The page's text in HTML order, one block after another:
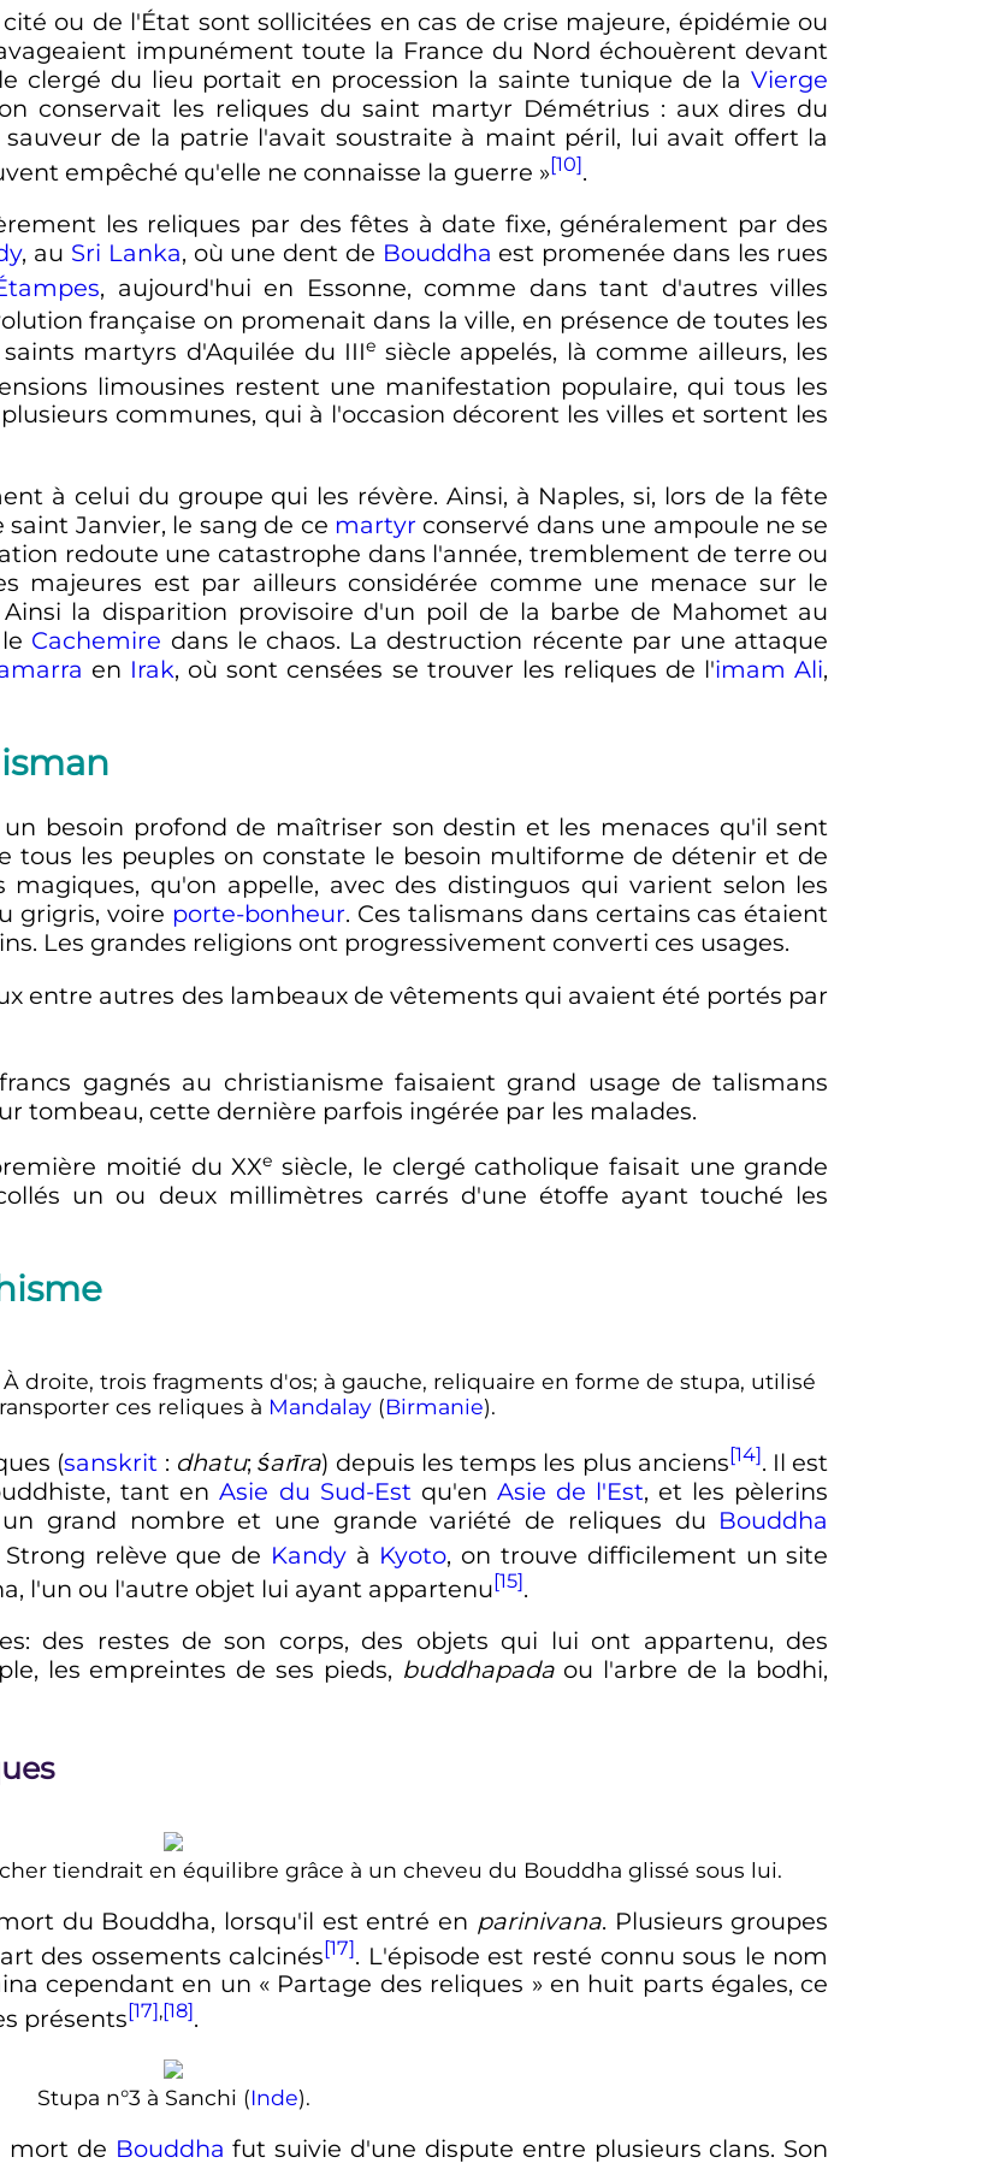
ou de l'État sont sollicitées en cas de crise majeure, épidémie ou
impunément toute la France du Nord échouèrent devant
clergé du lieu portait en procession la sainte tunique de laVierge
conservait les reliques du saint martyr Démétrius : aux dires du
sauveur de la patrie l'avait soustraite à maint péril, lui avait offert la
empêché qu'elle ne connaisse la guerre »[10].
les reliques par des fêtes à date fixe, généralement par des
, au Sri Lanka, où une dent de Bouddha est promenée dans les rues
, aujourd'hui en Essonne, comme dans tant d'autres villes
française on promenait dans la ville, en présence de toutes les
martyrs d'Aquilée du IIIe siècle appelés, là comme ailleurs, les
limousines restent une manifestation populaire, qui tous les
communes, qui à l'occasion décorent les villes et sortent les
à celui du groupe qui les révère. Ainsi, à Naples, si, lors de la fête
Janvier, le sang de ce martyr conservé dans une ampoule ne se
redoute une catastrophe dans l'année, tremblement de terre ou
majeures est par ailleurs considérée comme une menace sur le
la disparition provisoire d'un poil de la barbe de Mahomet au
le Cachemire dans le chaos. La destruction récente par une attaque
en Irak, où sont censées se trouver les reliques de l'imam Ali,
besoin profond de maîtriser son destin et les menaces qu'il sent
tous les peuples on constate le besoin multiforme de détenir et de
qu'on appelle, avec des distinguos qui varient selon les
grigris, voire porte-bonheur. Ces talismans dans certains cas étaient
Les grandes religions ont progressivement converti ces usages.
entre autres des lambeaux de vêtements qui avaient été portés par
gagnés au christianisme faisaient grand usage de talismans
tombeau, cette dernière parfois ingérée par les malades.
moitié duXXe siècle, le clergé catholique faisait une grande
un ou deux millimètres carrés d'une étoffe ayant touché les
À droite, trois fragments d'os; à gauche, reliquaire en forme de stupa, utilisé
ces reliques à Mandalay(Birmanie).
(sanskrit : dhatu;śarīra) depuis les temps les plus anciens[14]. Il est
tant enAsie du Sud-Est qu'en Asie de l'Est, et les pèlerins
grand nombre et une grande variété de reliques du Bouddha
Strong relève que de Kandyà Kyoto, on trouve difficilement un site
l'un ou l'autre objet lui ayant appartenu[15].
des restes de son corps, des objets qui lui ont appartenu, des
les empreintes de ses pieds, buddhapadaou l'arbre de la bodhi,
tiendrait en équilibre grâce à un cheveu du Bouddha glissé sous lui.
du Bouddha, lorsqu'il est entré en parinivana. Plusieurs groupes
des ossements calcinés[17]. L'épisode est resté connu sous le nom
cependant en un « Partage des reliques » en huit parts égales, ce
présents[17],[18].
Stupa n°3 à Sanchi (Inde).
mort de Bouddha fut suivie d'une dispute entre plusieurs clans. Son